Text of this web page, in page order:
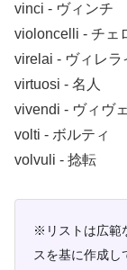
vinci ‐ ヴィンチ
violoncelli ‐ チェ
virelai ‐ ヴィレラ
virtuosi ‐ 名人
vivendi ‐ ヴィヴ
volti ‐ ボルティ
volvuli ‐ 捻転
※リストは広範
スを基に作成し